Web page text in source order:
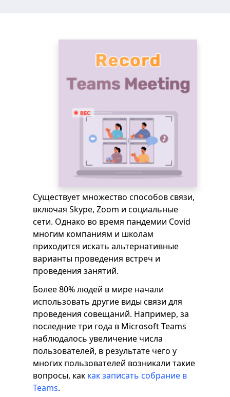
Существует множество способов связи,
включая Skype, Zoom и социальные
сети. Однако во время пандемии Covid
многим компаниям и школам
приходится искать альтернативные
варианты проведения встреч и
проведения занятий.
Более 80% людей в мире начали
использовать другие виды связи для
проведения совещаний. Например, за
последние три года в Microsoft Teams
наблюдалось увеличение числа
пользователей, в результате чего у
многих пользователей возникали такие
вопросы, как как записать собрание в
Teams.